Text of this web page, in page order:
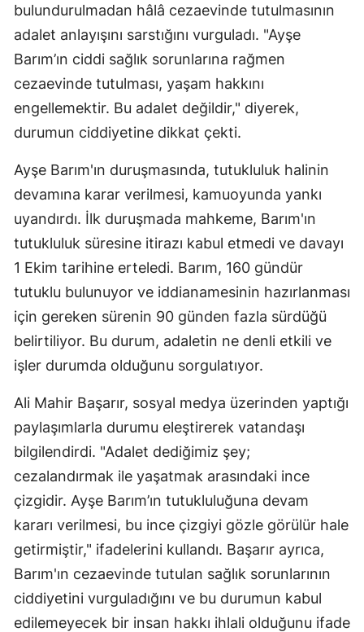
bulundurulmadan hâlâ cezaevinde tutulmasının
adalet anlayışını sarstığını vurguladı. "Ayşe
Barım’ın ciddi sağlık sorunlarına rağmen
cezaevinde tutulması, yaşam hakkını
engellemektir. Bu adalet değildir," diyerek,
durumun ciddiyetine dikkat çekti.
Ayşe Barım'ın duruşmasında, tutukluluk halinin
devamına karar verilmesi, kamuoyunda yankı
uyandırdı. İlk duruşmada mahkeme, Barım'ın
tutukluluk süresine itirazı kabul etmedi ve davayı
1 Ekim tarihine erteledi. Barım, 160 gündür
tutuklu bulunuyor ve iddianamesinin hazırlanması
için gereken sürenin 90 günden fazla sürdüğü
belirtiliyor. Bu durum, adaletin ne denli etkili ve
işler durumda olduğunu sorgulatıyor.
Ali Mahir Başarır, sosyal medya üzerinden yaptığı
paylaşımlarla durumu eleştirerek vatandaşı
bilgilendirdi. "Adalet dediğimiz şey;
cezalandırmak ile yaşatmak arasındaki ince
çizgidir. Ayşe Barım’ın tutukluluğuna devam
kararı verilmesi, bu ince çizgiyi gözle görülür hale
getirmiştir," ifadelerini kullandı. Başarır ayrıca,
Barım'ın cezaevinde tutulan sağlık sorunlarının
ciddiyetini vurguladığını ve bu durumun kabul
edilemeyecek bir insan hakkı ihlali olduğunu ifade